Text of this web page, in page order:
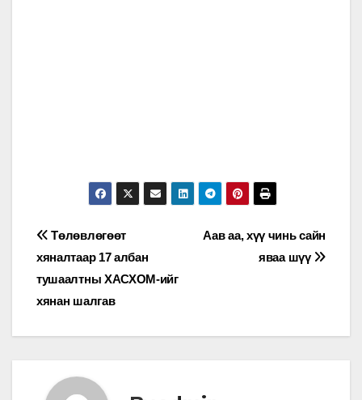
Мэдээний
цэс
Аав аа, хүү чинь сайн
яваа шүү
Төлөвлөгөөт
хяналтаар 17 албан
тушаалтны ХАСХОМ-ийг
хянан шалгав